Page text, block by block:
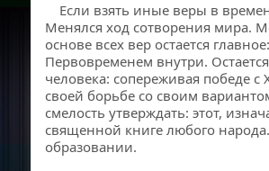
Если взять иные веры в
Менялся ход сотворения мира.
основе всех вер остается
Первовременем внутри.
человека: сопереживая победе с
своей борьбе со своим
смелость утверждать: этот,
священной книге любого
образовании.